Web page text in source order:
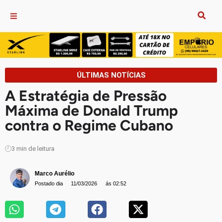
ÚLTIMAS NOTÍCIAS
A Estratégia de Pressão
Máxima de Donald Trump
contra o Regime Cubano
3 min de leitura
Marco Aurélio
Postado dia 11/03/2026 ás 02:52